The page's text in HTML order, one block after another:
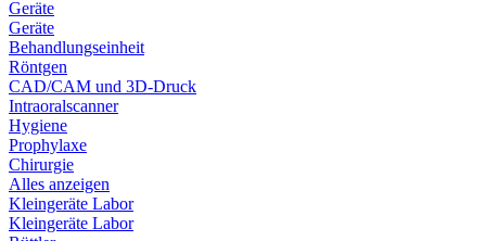
Geräte
Geräte
Behandlungseinheit
Röntgen
CAD/CAM und 3D-Druck
Intraoralscanner
Hygiene
Prophylaxe
Chirurgie
Alles anzeigen
Kleingeräte Labor
Kleingeräte Labor